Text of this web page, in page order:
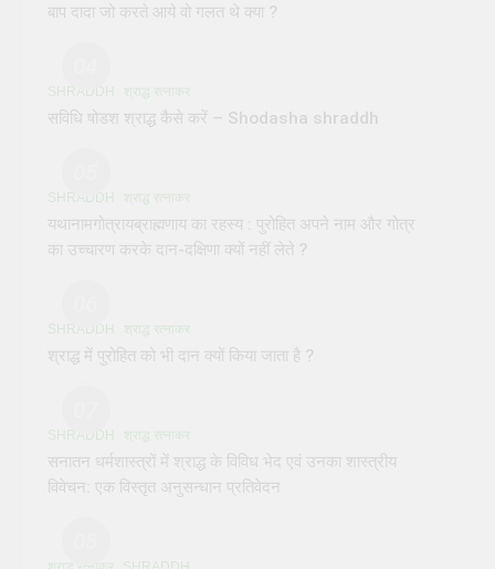
बाप दादा जो करते आये वो गलत थे क्या ?
SHRADDH श्राद्ध रत्नाकर
सविधि षोडश श्राद्ध कैसे करें – Shodasha shraddh
SHRADDH श्राद्ध रत्नाकर
यथानामगोत्रायब्राह्मणाय का रहस्य : पुरोहित अपने नाम और गोत्र
का उच्चारण करके दान-दक्षिणा क्यों नहीं लेते ?
SHRADDH श्राद्ध रत्नाकर
श्राद्ध में पुरोहित को भी दान क्यों किया जाता है ?
SHRADDH श्राद्ध रत्नाकर
सनातन धर्मशास्त्रों में श्राद्ध के विविध भेद एवं उनका शास्त्रीय
विवेचन: एक विस्तृत अनुसन्धान प्रतिवेदन